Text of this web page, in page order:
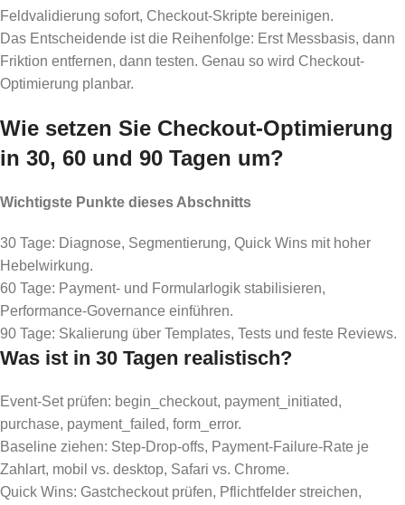
Feldvalidierung sofort, Checkout-Skripte bereinigen.
Das Entscheidende ist die Reihenfolge: Erst Messbasis, dann
Friktion entfernen, dann testen. Genau so wird Checkout-
Optimierung planbar.
Wie setzen Sie Checkout-Optimierung
in 30, 60 und 90 Tagen um?
Wichtigste Punkte dieses Abschnitts
30 Tage: Diagnose, Segmentierung, Quick Wins mit hoher
Hebelwirkung.
60 Tage: Payment- und Formularlogik stabilisieren,
Performance-Governance einführen.
90 Tage: Skalierung über Templates, Tests und feste Reviews.
Was ist in 30 Tagen realistisch?
Event-Set prüfen: begin_checkout, payment_initiated,
purchase, payment_failed, form_error.
Baseline ziehen: Step-Drop-offs, Payment-Failure-Rate je
Zahlart, mobil vs. desktop, Safari vs. Chrome.
Quick Wins: Gastcheckout prüfen, Pflichtfelder streichen,